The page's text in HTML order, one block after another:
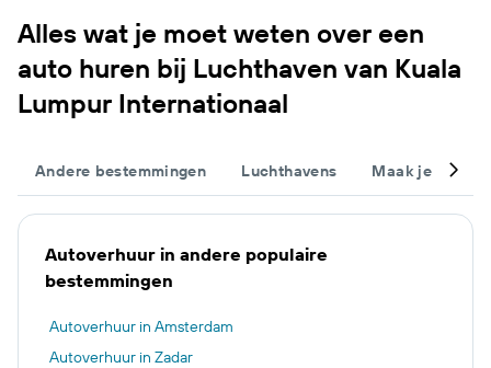
Alles wat je moet weten over een
auto huren bij Luchthaven van Kuala
Lumpur Internationaal
Andere bestemmingen Luchthavens Maak je trip
Autoverhuur in andere populaire
bestemmingen
Autoverhuur in Amsterdam
Autoverhuur in Zadar